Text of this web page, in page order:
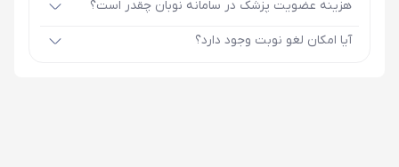
هزینه عضویت پزشک در سامانه نوبان چقدر است؟
آیا امکان لغو نوبت وجود دارد؟